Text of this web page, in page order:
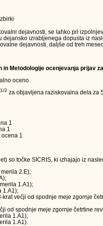
dejavnosti, se lahko pri
izrabljenega dopusta iz
dejavnosti, daljše od treh
Metodologije ocenjevanja prijav
oceno.
1/2 za objavljena raziskovalna dela za
1
1
ocena 1
so točke SICRIS, ki izhajajo iz
2.E);
1.A1);
1.A1);
večji od spodnje meje zgornje
od spodnje meje zgornje četrtine
1.A1);
1.A1).